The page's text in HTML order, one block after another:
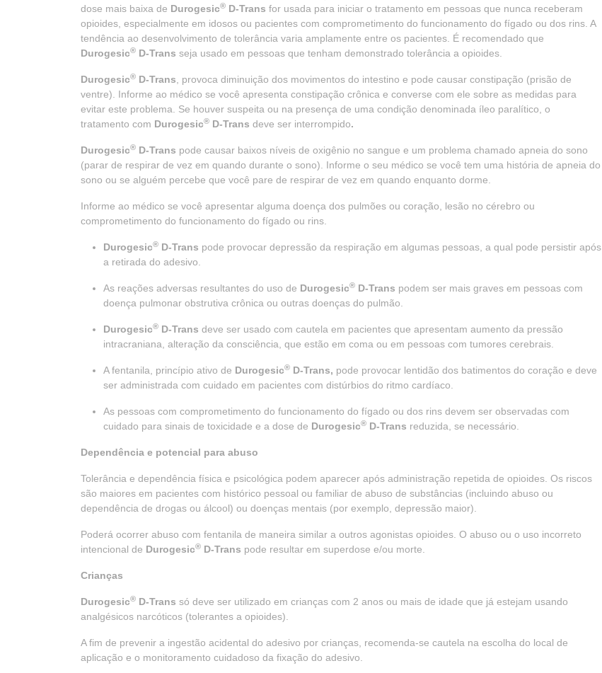
dose mais baixa de Durogesic® D-Trans for usada para iniciar o tratamento em pessoas que nunca receberam
opioides, especialmente em idosos ou pacientes com comprometimento do funcionamento do fígado ou dos rins. A
tendência ao desenvolvimento de tolerância varia amplamente entre os pacientes. É recomendado que
Durogesic® D-Trans seja usado em pessoas que tenham demonstrado tolerância a opioides.
Durogesic® D-Trans , provoca diminuição dos movimentos do intestino e pode causar constipação (prisão de
ventre). Informe ao médico se você apresenta constipação crônica e converse com ele sobre as medidas para
evitar este problema. Se houver suspeita ou na presença de uma condição denominada íleo paralítico, o
tratamento com Durogesic® D-Trans deve ser interrompido.
Durogesic® D-Trans pode causar baixos níveis de oxigênio no sangue e um problema chamado apneia do sono
(parar de respirar de vez em quando durante o sono). Informe o seu médico se você tem uma história de apneia do
sono ou se alguém percebe que você pare de respirar de vez em quando enquanto dorme.
Informe ao médico se você apresentar alguma doença dos pulmões ou coração, lesão no cérebro ou
comprometimento do funcionamento do fígado ou rins.
Durogesic® D-Trans pode provocar depressão da respiração em algumas pessoas, a qual pode persistir após
a retirada do adesivo.
As reações adversas resultantes do uso de Durogesic® D-Trans podem ser mais graves em pessoas com
doença pulmonar obstrutiva crônica ou outras doenças do pulmão.
Durogesic® D-Trans deve ser usado com cautela em pacientes que apresentam aumento da pressão
intracraniana, alteração da consciência, que estão em coma ou em pessoas com tumores cerebrais.
A fentanila, princípio ativo de Durogesic® D-Trans, pode provocar lentidão dos batimentos do coração e deve
ser administrada com cuidado em pacientes com distúrbios do ritmo cardíaco.
As pessoas com comprometimento do funcionamento do fígado ou dos rins devem ser observadas com
cuidado para sinais de toxicidade e a dose de Durogesic® D-Trans reduzida, se necessário.
Dependência e potencial para abuso
Tolerância e dependência física e psicológica podem aparecer após administração repetida de opioides. Os riscos
são maiores em pacientes com histórico pessoal ou familiar de abuso de substâncias (incluindo abuso ou
dependência de drogas ou álcool) ou doenças mentais (por exemplo, depressão maior).
Poderá ocorrer abuso com fentanila de maneira similar a outros agonistas opioides. O abuso ou o uso incorreto
intencional de Durogesic® D-Trans pode resultar em superdose e/ou morte.
Crianças
Durogesic® D-Trans só deve ser utilizado em crianças com 2 anos ou mais de idade que já estejam usando
analgésicos narcóticos (tolerantes a opioides).
A fim de prevenir a ingestão acidental do adesivo por crianças, recomenda-se cautela na escolha do local de
aplicação e o monitoramento cuidadoso da fixação do adesivo.